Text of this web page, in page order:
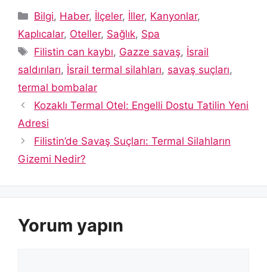
Kategoriler
Bilgi, Haber, İlçeler, İller, Kanyonlar,
Kaplıcalar, Oteller, Sağlık, Spa
Etiketler
Filistin can kaybı, Gazze savaş, İsrail
saldırıları, İsrail termal silahları, savaş suçları,
termal bombalar
Kozaklı Termal Otel: Engelli Dostu Tatilin Yeni
Adresi
Filistin’de Savaş Suçları: Termal Silahların
Gizemi Nedir?
Yorum yapın